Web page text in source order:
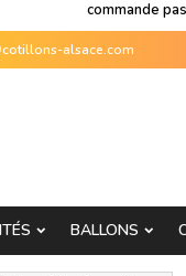
commande
alsace.com
BALLONS